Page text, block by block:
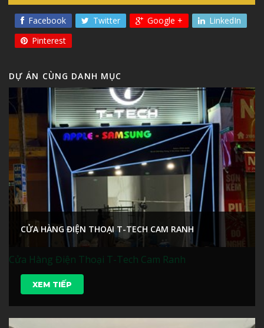
Facebook Twitter Google +
LinkedIn
Pinterest
DỰ ÁN CÙNG DANH MỤC
CỬA HÀNG ĐIỆN THOẠI T-TECH CAM RANH
XEM TIẾP
Cửa Hàng Điện Thoại T-Tech Cam Ranh